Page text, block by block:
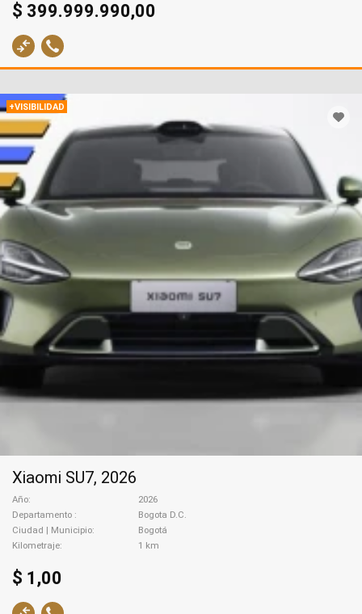
$ 399.999.990,00
+VISIBILIDAD
Xiaomi SU7, 2026
Año
2026
Departamento
Bogota D.C.
Ciudad | Municipio
Bogotá
Kilometraje
1 km
$ 1,00